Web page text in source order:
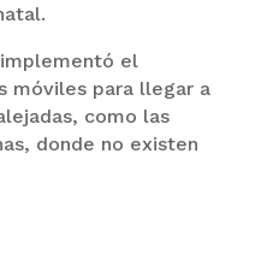
el
móviles para llegar a
como las
donde no existen